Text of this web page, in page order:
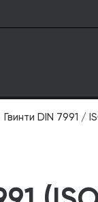
Гвинти DIN 7991 /